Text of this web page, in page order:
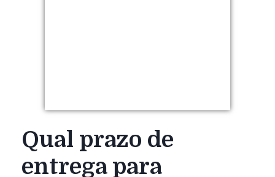
Qual prazo de
entrega para